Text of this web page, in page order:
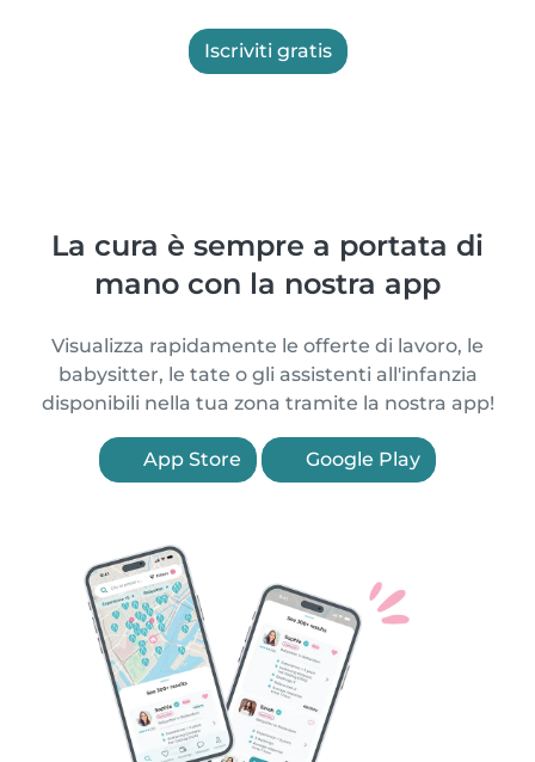
Iscriviti gratis
La cura è sempre a portata di
mano con la nostra app
Visualizza rapidamente le offerte di lavoro, le
babysitter, le tate o gli assistenti all'infanzia
disponibili nella tua zona tramite la nostra app!
App Store Google Play